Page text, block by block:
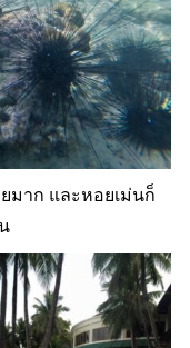
มาก และหอยเม่นก็